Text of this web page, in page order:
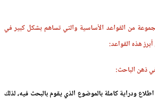
من القواعد الأساسية والتي تساهم بشكل كبير في
هذه القواعد:
ودراية كاملة بالموضوع الذي يقوم بالبحث فيه، لذلك